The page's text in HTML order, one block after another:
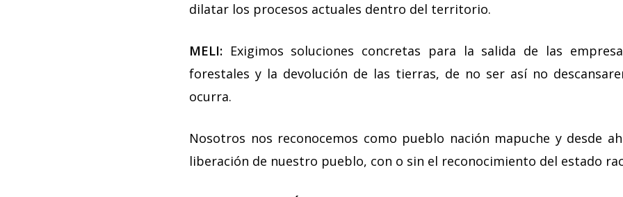
dilatar los procesos actuales dentro del territorio.
MELI: Exigimos soluciones concretas para la salida de las
forestales y la devolución de las tierras, de no ser así no
ocurra.
Nosotros nos reconocemos como pueblo nación mapuche y desde
liberación de nuestro pueblo, con o sin el reconocimiento del estado